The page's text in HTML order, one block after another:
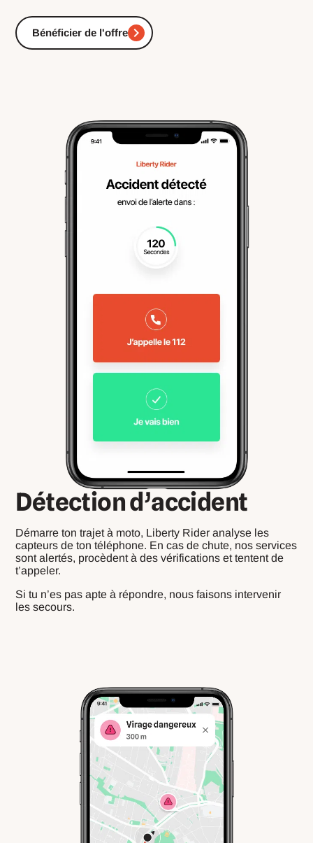
Bénéficier de l'offre
Détection d’accident
Démarre ton trajet à moto, Liberty Rider analyse les
capteurs de ton téléphone. En cas de chute, nos services
sont alertés, procèdent à des vérifications et tentent de
t’appeler.
Si tu n’es pas apte à répondre, nous faisons intervenir
les secours.